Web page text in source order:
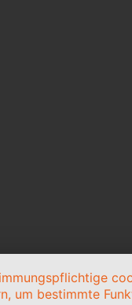
um bestimmte